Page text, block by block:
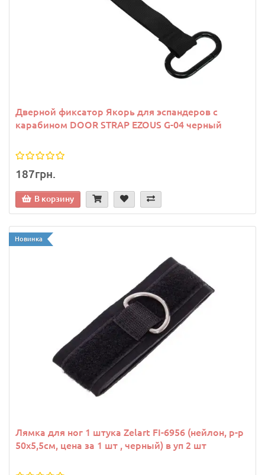
Дверной фиксатор Якорь для эспандеров с
карабином DOOR STRAP EZOUS G-04 черный
187грн.
В корзину
Новинка
Лямка для ног 1 штука Zelart FI-6956 (нейлон, р-р
50х5,5см, цена за 1 шт , черный) в уп 2 шт